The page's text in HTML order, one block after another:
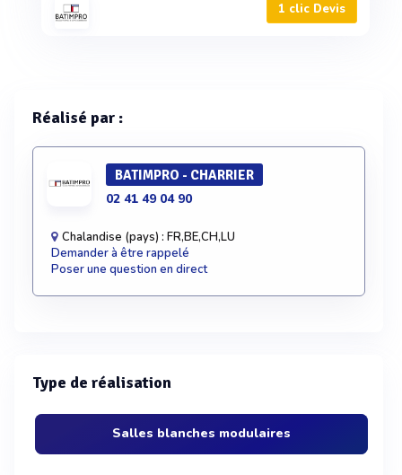
1 clic Devis
Réalisé par :
BATIMPRO - CHARRIER
02 41 49 04 90
Chalandise (pays) : FR,BE,CH,LU
Demander à être rappelé
Poser une question en direct
Type de réalisation
Salles blanches modulaires